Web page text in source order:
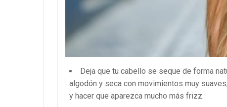
Deja que tu cabello se seque de forma
algodón y seca con movimientos muy
y hacer que aparezca mucho más frizz.